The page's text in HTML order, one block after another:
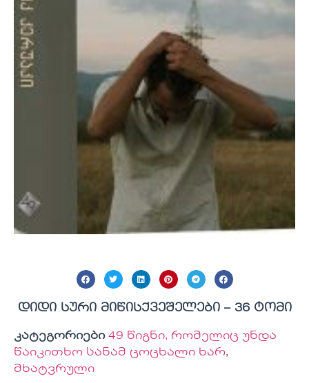
დიდი სური მიწისქვეშელები – 36 ტომი
კატეგორიები 49 წიგნი, რომელიც უნდა
წაიკითხო სანამ ცოცხალი ხარ,
მხატვრული